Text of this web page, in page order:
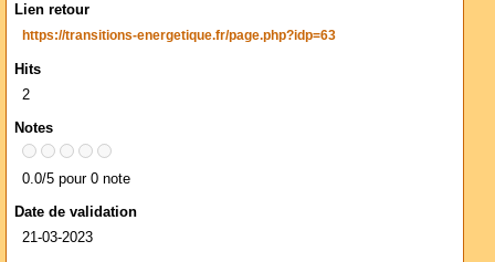
Lien retour
https://transitions-energetique.fr/page.php?idp=63
Hits
2
Notes
0.0/5 pour 0 note
Date de validation
21-03-2023